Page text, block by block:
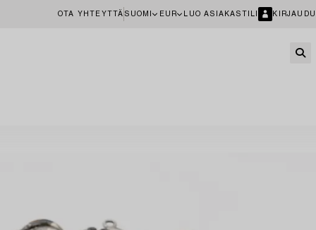
OTA YHTEYTTÄ SUOMI EUR LUO ASIAKASTILI KIRJAUDU